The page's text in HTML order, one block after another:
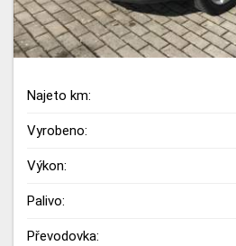
Najeto km:
Vyrobeno:
Výkon:
Palivo:
Převodovka: